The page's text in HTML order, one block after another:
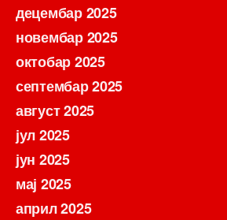
децембар 2025
новембар 2025
октобар 2025
септембар 2025
август 2025
јул 2025
јун 2025
мај 2025
април 2025